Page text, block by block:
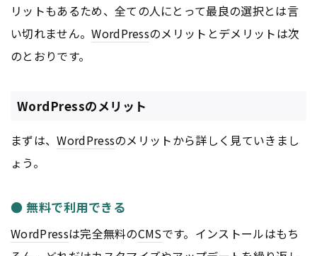
リットもあるため、全ての人にとって最良の選択とは言
い切れません。WordPressのメリットとデメリットは次
のとおりです。
WordPressのメリット
まずは、WordPressのメリットから詳しく見ていきまし
ょう。
● 無料で利用できる
WordPressは完全無料のCMSです。インストールはもち